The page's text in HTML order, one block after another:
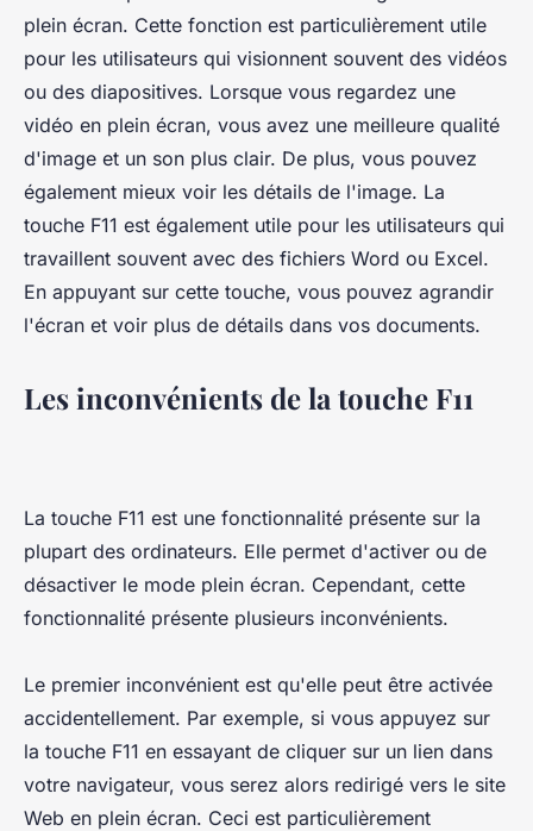
plein écran. Cette fonction est particulièrement utile
pour les utilisateurs qui visionnent souvent des vidéos
ou des diapositives. Lorsque vous regardez une
vidéo en plein écran, vous avez une meilleure qualité
d'image et un son plus clair. De plus, vous pouvez
également mieux voir les détails de l'image. La
touche F11 est également utile pour les utilisateurs qui
travaillent souvent avec des fichiers Word ou Excel.
En appuyant sur cette touche, vous pouvez agrandir
l'écran et voir plus de détails dans vos documents.
Les inconvénients de la touche F11
La touche F11 est une fonctionnalité présente sur la
plupart des ordinateurs. Elle permet d'activer ou de
désactiver le mode plein écran. Cependant, cette
fonctionnalité présente plusieurs inconvénients.
Le premier inconvénient est qu'elle peut être activée
accidentellement. Par exemple, si vous appuyez sur
la touche F11 en essayant de cliquer sur un lien dans
votre navigateur, vous serez alors redirigé vers le site
Web en plein écran. Ceci est particulièrement